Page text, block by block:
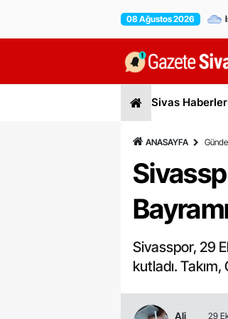
08 Ağustos 2026
Sivas
ANASAYFA
Sivasspor, 29
kutladı.
Ali
29